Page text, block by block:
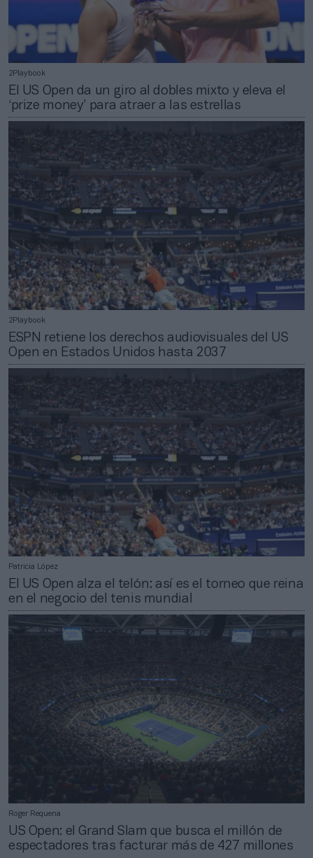
2Playbook
El US Open da un giro al dobles mixto y eleva el
‘prize money’ para atraer a las estrellas
2Playbook
ESPN retiene los derechos audiovisuales del US
Open en Estados Unidos hasta 2037
Patricia López
El US Open alza el telón: así es el torneo que reina
en el negocio del tenis mundial
Roger Requena
US Open: el Grand Slam que busca el millón de
espectadores tras facturar más de 427 millones